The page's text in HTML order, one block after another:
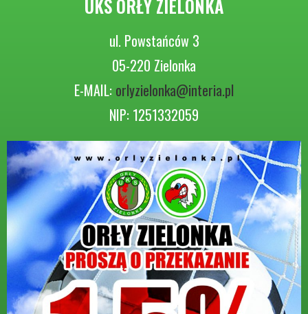
UKS ORŁY ZIELONKA
ul. Powstańców 3
05-220 Zielonka
E-MAIL: orlyzielonka@interia.pl
NIP: 1251332059